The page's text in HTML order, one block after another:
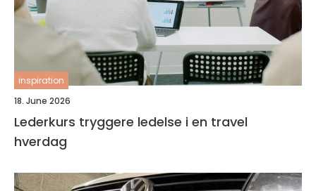
inspiration
18. June 2026
Lederkurs tryggere ledelse i en travel
hverdag